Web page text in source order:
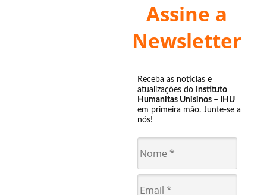
Assine a
Newsletter
Receba as notícias e
atualizações do Instituto
Humanitas Unisinos – IHU
em primeira mão. Junte-se a
nós!